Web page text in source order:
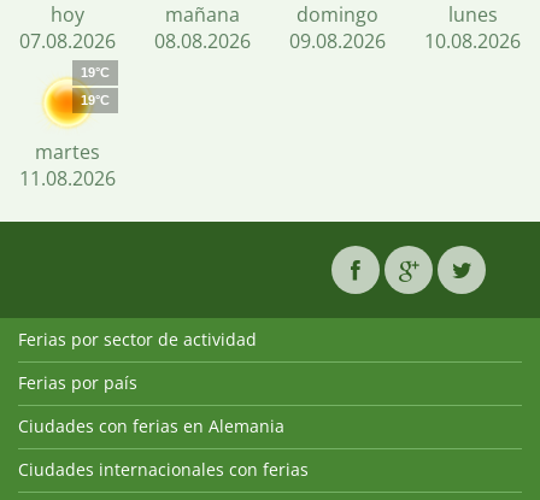
hoy
07.08.2026
mañana
08.08.2026
domingo
09.08.2026
lunes
10.08.2026
19°C
19°C
martes
11.08.2026
Ferias por sector de actividad
Ferias por país
Ciudades con ferias en Alemania
Ciudades internacionales con ferias